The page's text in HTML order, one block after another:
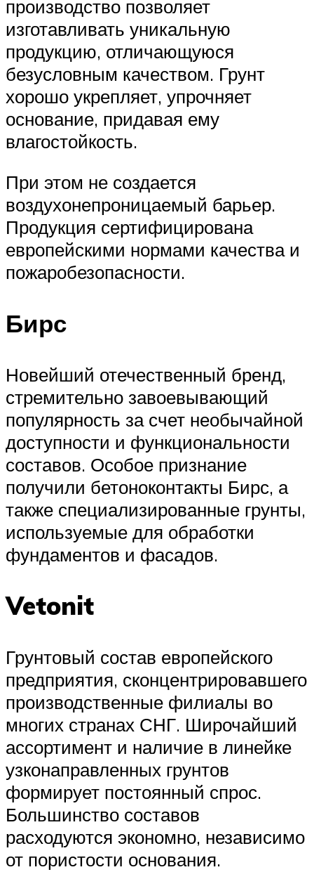
производство позволяет
изготавливать уникальную
продукцию, отличающуюся
безусловным качеством. Грунт
хорошо укрепляет, упрочняет
основание, придавая ему
влагостойкость.
При этом не создается
воздухонепроницаемый барьер.
Продукция сертифицирована
европейскими нормами качества и
пожаробезопасности.
Бирс
Новейший отечественный бренд,
стремительно завоевывающий
популярность за счет необычайной
доступности и функциональности
составов. Особое признание
получили бетоноконтакты Бирс, а
также специализированные грунты,
используемые для обработки
фундаментов и фасадов.
Vetonit
Грунтовый состав европейского
предприятия, сконцентрировавшего
производственные филиалы во
многих странах СНГ. Широчайший
ассортимент и наличие в линейке
узконаправленных грунтов
формирует постоянный спрос.
Большинство составов
расходуются экономно, независимо
от пористости основания.